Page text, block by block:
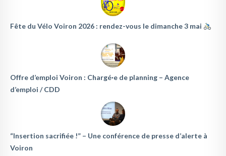
Fête du Vélo Voiron 2026 : rendez-vous le dimanche 3 mai
Offre d’emploi Voiron : Chargé·e de planning – Agence
d’emploi / CDD
“Insertion sacrifiée !” – Une conférence de presse d’alerte à
Voiron